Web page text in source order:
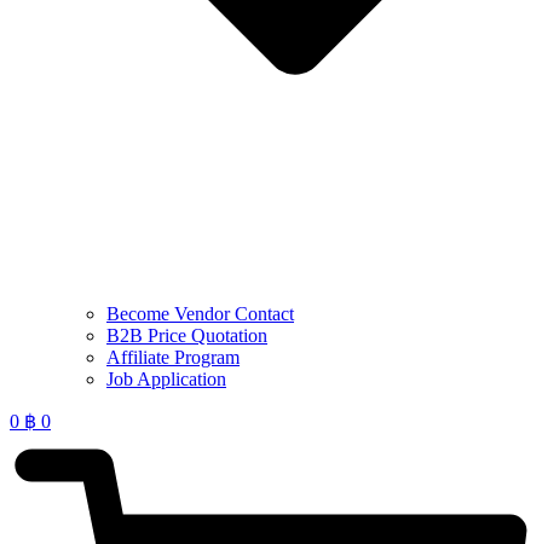
Become Vendor Contact
B2B Price Quotation
Affiliate Program
Job Application
0 ฿ 0